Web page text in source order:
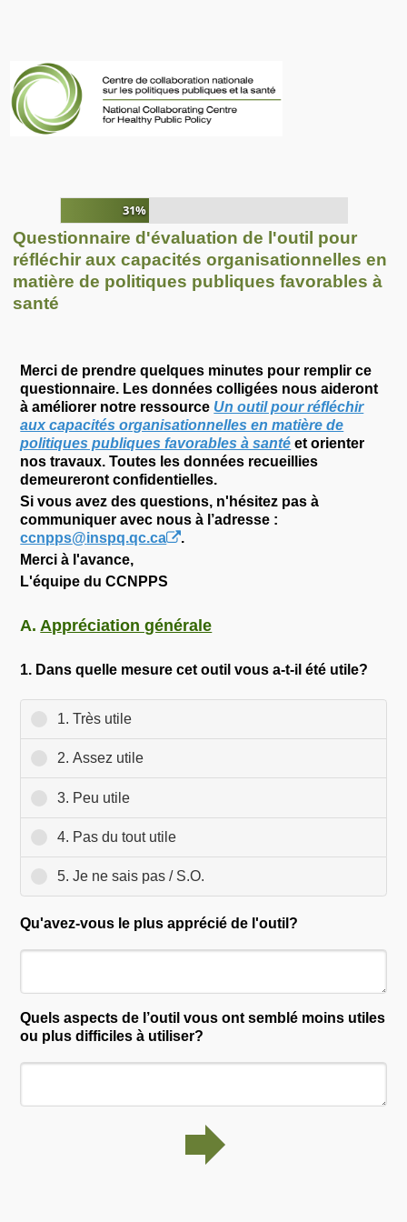
31%
Questionnaire d'évaluation de l'outil pour
réfléchir aux capacités organisationnelles en
matière de politiques publiques favorables à
santé
Merci de prendre quelques minutes pour remplir ce
questionnaire. Les données colligées nous aideront
à améliorer notre ressource Un outil pour réfléchir
aux capacités organisationnelles en matière de
politiques publiques favorables à santé et orienter
nos travaux. Toutes les données recueillies
demeureront confidentielles.
Si vous avez des questions, n'hésitez pas à
communiquer avec nous à l’adresse :
ccnpps@inspq.qc.ca
.
Merci à l'avance,
L'équipe du CCNPPS
A. Appréciation générale
1. Dans quelle mesure cet outil vous a-t-il été utile?
1. Très utile
2. Assez utile
3. Peu utile
4. Pas du tout utile
5. Je ne sais pas / S.O.
Qu'avez-vous le plus apprécié de l'outil?
Quels aspects de l’outil vous ont semblé moins utiles
ou plus difficiles à utiliser?